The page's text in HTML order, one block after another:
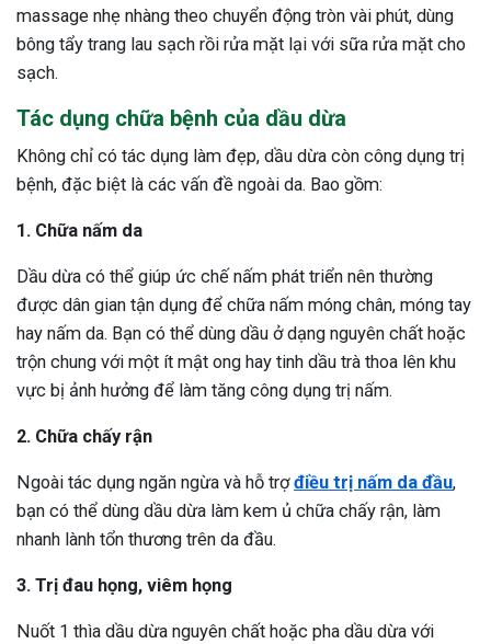
massage nhẹ nhàng theo chuyển động tròn vài phút, dùng
bông tẩy trang lau sạch rồi rửa mặt lại với sữa rửa mặt cho
sạch.
Tác dụng chữa bệnh của dầu dừa
Không chỉ có tác dụng làm đẹp, dầu dừa còn công dụng trị
bệnh, đặc biệt là các vấn đề ngoài da. Bao gồm:
1. Chữa nấm da
Dầu dừa có thể giúp ức chế nấm phát triển nên thường
được dân gian tận dụng để chữa nấm móng chân, móng tay
hay nấm da. Bạn có thể dùng dầu ở dạng nguyên chất hoặc
trộn chung với một ít mật ong hay tinh dầu trà thoa lên khu
vực bị ảnh hưởng để làm tăng công dụng trị nấm.
2. Chữa chấy rận
Ngoài tác dụng ngăn ngừa và hỗ trợđiều trị nấm da đầu,
bạn có thể dùng dầu dừa làm kem ủ chữa chấy rận, làm
nhanh lành tổn thương trên da đầu.
3. Trị đau họng, viêm họng
Nuốt 1 thìa dầu dừa nguyên chất hoặc pha dầu dừa với